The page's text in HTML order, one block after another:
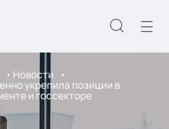
Новости
укрепила позиции в
и госсекторе